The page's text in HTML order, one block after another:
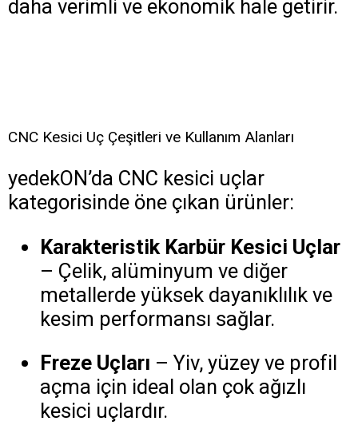
daha verimli ve ekonomik hale getirir.
CNC Kesici Uç Çeşitleri ve Kullanım Alanları
yedekON’da CNC kesici uçlar
kategorisinde öne çıkan ürünler:
Karakteristik Karbür Kesici Uçlar
– Çelik, alüminyum ve diğer
metallerde yüksek dayanıklılık ve
kesim performansı sağlar.
Freze Uçları – Yiv, yüzey ve profil
açma için ideal olan çok ağızlı
kesici uçlardır.